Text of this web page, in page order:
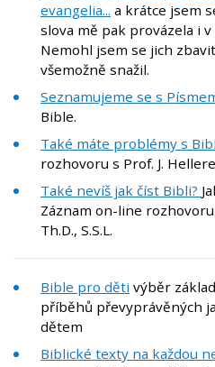
evangelia... a krátce jsem
slova mě pak provázela i
Nemohl jsem se jich
všemožně snažil.
Seznamujeme se s
Bible.
Také máte problémy s
rozhovoru s Prof. J.
Také nevíš jak číst Bibli?
Záznam on-line
Th.D., S.S.L.
Bible pro děti výběr
příběhů převyprávěných
dětem
Biblické texty na každou